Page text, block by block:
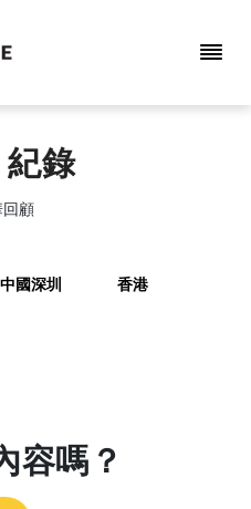
紀錄
回顧
中國深圳 香港
容嗎？